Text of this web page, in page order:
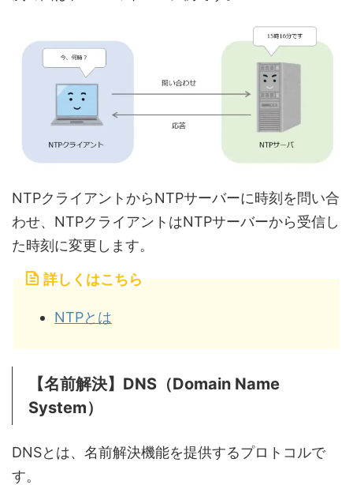
NTPクライアントからNTPサーバーに時刻を問い合
わせ、NTPクライアントはNTPサーバーから受信し
た時刻に変更します。
詳しくはこちら
NTPとは
【名前解決】DNS（Domain Name
System）
DNSとは、名前解決機能を提供するプロトコルで
す。